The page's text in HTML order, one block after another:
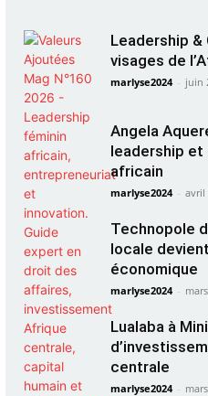
Leadership
visages de
marlyse2024 - juin
Angela
leadership et
africain
marlyse2024 - avril
Technopole
locale
économique
marlyse2024 -
Lualaba à
centrale
marlyse2024 -